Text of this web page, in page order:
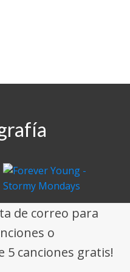
de correo para
o
5 canciones gratis!